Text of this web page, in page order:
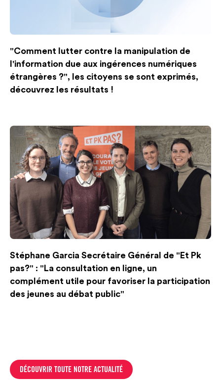
"Comment lutter contre la manipulation de
l'information due aux ingérences numériques
étrangères ?", les citoyens se sont exprimés,
découvrez les résultats !
Stéphane Garcia Secrétaire Général de "Et Pk
pas?" : "La consultation en ligne, un
complément utile pour favoriser la participation
des jeunes au débat public"
DÉCOUVRIR TOUTE NOTRE ACTUALITÉ